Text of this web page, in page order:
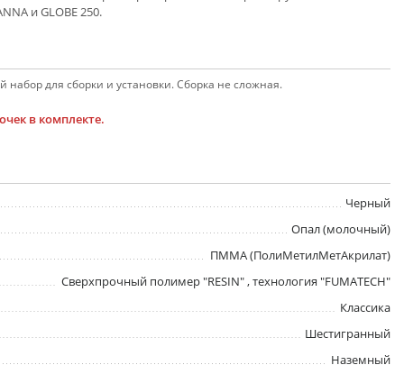
и GLOBE 250.
набор для сборки и установки. Сборка не сложная.
в комплекте.
Черный
Опал (молочный)
ПММА (ПолиМетилМетАкрилат)
Сверхпрочный полимер "RESIN" , технология "FUMATECH"
Классика
Шестигранный
Наземный